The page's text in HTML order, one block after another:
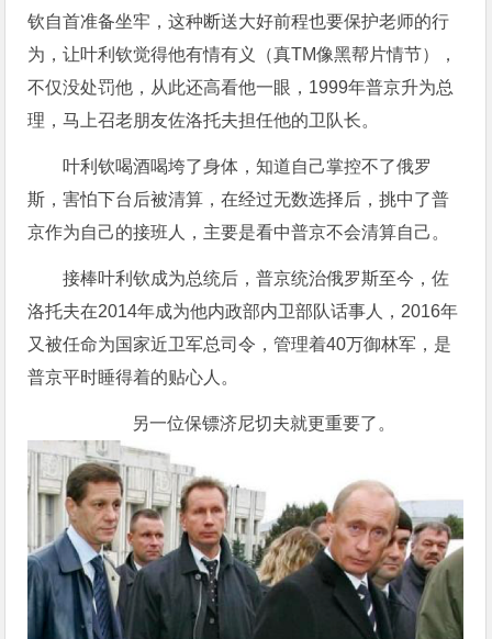
钦自首准备坐牢，这种断送大好前程也要保护老师的行
为，让叶利钦觉得他有情有义（真TM像黑帮片情节），
不仅没处罚他，从此还高看他一眼，1999年普京升为总
理，马上召老朋友佐洛托夫担任他的卫队长。
叶利钦喝酒喝垮了身体，知道自己掌控不了俄罗
斯，害怕下台后被清算，在经过无数选择后，挑中了普
京作为自己的接班人，主要是看中普京不会清算自己。
接棒叶利钦成为总统后，普京统治俄罗斯至今，佐
洛托夫在2014年成为他内政部内卫部队话事人，2016年
又被任命为国家近卫军总司令，管理着40万御林军，是
普京平时睡得着的贴心人。
另一位保镖济尼切夫就更重要了。